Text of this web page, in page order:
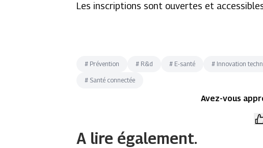
Les inscriptions sont ouvertes et
# Prévention # R&d # E-santé # Innovation
# Santé connectée
Avez-vous
A lire également.